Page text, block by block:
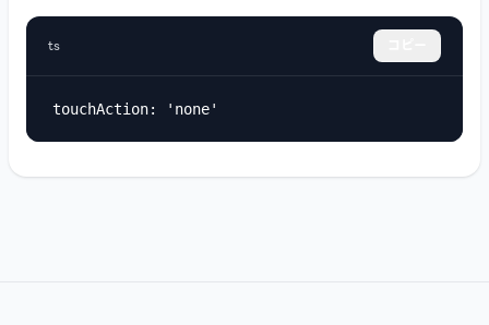
ts
touchAction: 'none'